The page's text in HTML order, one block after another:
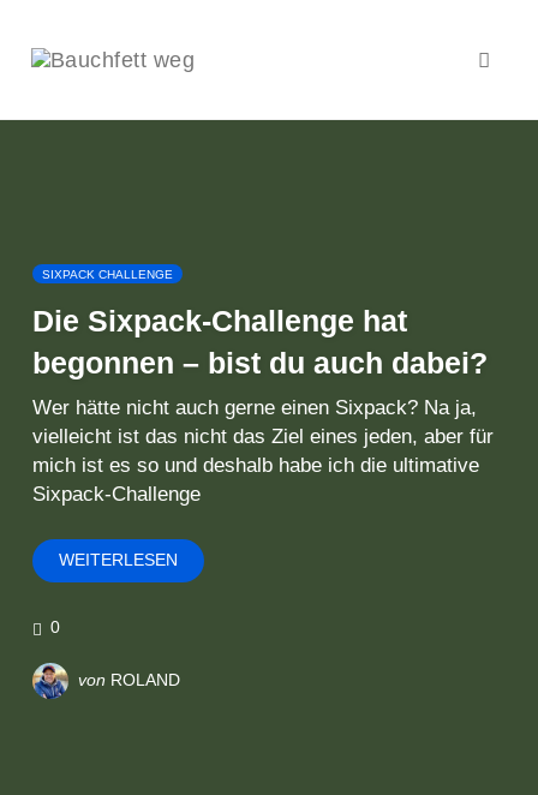
SIXPACK CHALLENGE
Die Sixpack-Challenge hat
begonnen – bist du auch dabei?
Wer hätte nicht auch gerne einen Sixpack? Na ja,
vielleicht ist das nicht das Ziel eines jeden, aber für
mich ist es so und deshalb habe ich die ultimative
Sixpack-Challenge
WEITERLESEN
0
von ROLAND